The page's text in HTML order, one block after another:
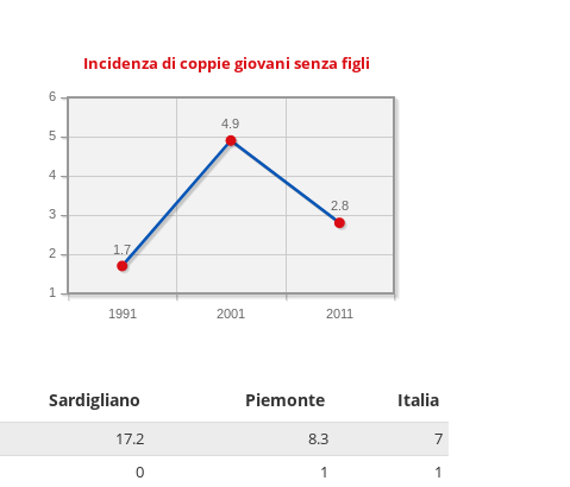
Incidenza di coppie giovani senza figli
1991 2001 2011
1
2
3
4
5
6
2.8
4.9
1.7
Sardigliano Piemonte Italia
17.2 8.3
7
0 1
1